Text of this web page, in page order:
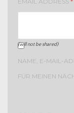
(will not be shared)
NAME, E-MAIL-
FÜR MEINEN